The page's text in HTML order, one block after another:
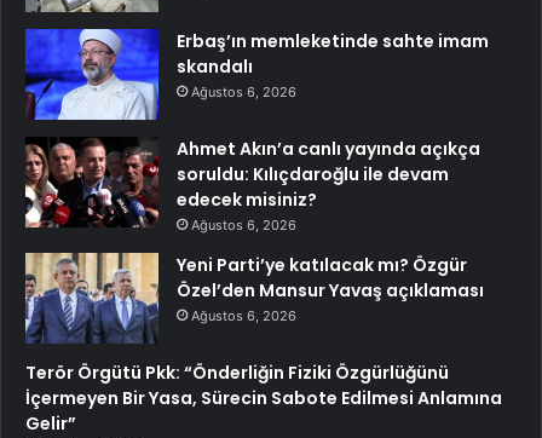
Erbaş’ın memleketinde sahte imam
skandalı
Ağustos 6, 2026
Ahmet Akın’a canlı yayında açıkça
soruldu: Kılıçdaroğlu ile devam
edecek misiniz?
Ağustos 6, 2026
Yeni Parti’ye katılacak mı? Özgür
Özel’den Mansur Yavaş açıklaması
Ağustos 6, 2026
Terör Örgütü Pkk: “Önderliğin Fiziki Özgürlüğünü
İçermeyen Bir Yasa, Sürecin Sabote Edilmesi Anlamına
Gelir”